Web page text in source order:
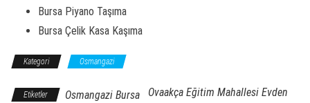
Bursa Piyano Taşıma
Bursa Çelik Kasa Kaşıma
Kategori Osmangazi
Etiketler Osmangazi Bursa
Ovaakça Eğitim Mahallesi Evden